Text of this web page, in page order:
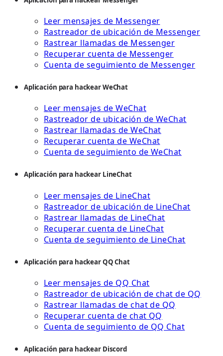
Leer mensajes de Messenger
Rastreador de ubicación de Messenger
Rastrear llamadas de Messenger
Recuperar cuenta de Messenger
Cuenta de seguimiento de Messenger
Aplicación para hackear WeChat
Leer mensajes de WeChat
Rastreador de ubicación de WeChat
Rastrear llamadas de WeChat
Recuperar cuenta de WeChat
Cuenta de seguimiento de WeChat
Aplicación para hackear LineChat
Leer mensajes de LineChat
Rastreador de ubicación de LineChat
Rastrear llamadas de LineChat
Recuperar cuenta de LineChat
Cuenta de seguimiento de LineChat
Aplicación para hackear QQ Chat
Leer mensajes de QQ Chat
Rastreador de ubicación de chat de QQ
Rastrear llamadas de chat de QQ
Recuperar cuenta de chat QQ
Cuenta de seguimiento de QQ Chat
Aplicación para hackear Discord